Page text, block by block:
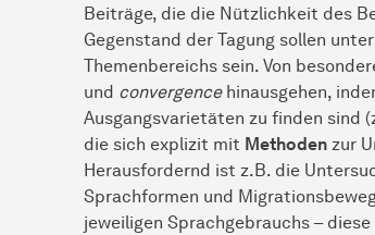
Beiträge, die die Nützlichkeit des
Gegenstand der Tagung sollen
Themenbereichs sein. Von
und convergencehinausgehen,
Ausgangsvarietäten zu finden sind
die sich explizit mit Methoden zur
Herausfordernd ist z.B. die
Sprachformen und
jeweiligen Sprachgebrauchs –